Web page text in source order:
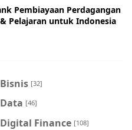
Pembiayaan Perdagangan
Pelajaran untuk Indonesia
Bisnis [32]
Data [46]
Digital Finance [108]